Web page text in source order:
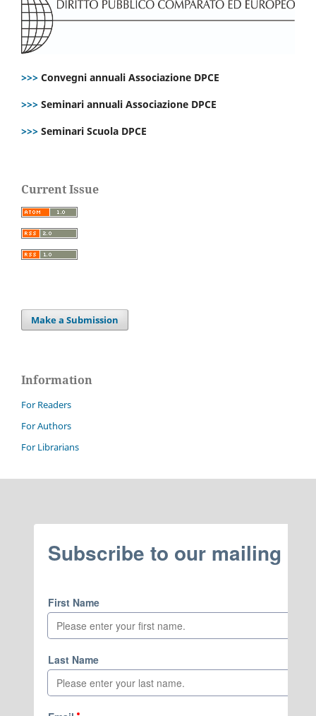
>>> Convegni annuali Associazione DPCE
>>> Seminari annuali Associazione DPCE
>>> Seminari Scuola DPCE
Current Issue
Make a Submission
Information
For Readers
For Authors
For Librarians